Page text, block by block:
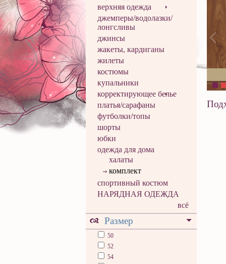
верхняя одежда
джемперы/водолазки/
лонгсливы
джинсы
жакеты, кардиганы
жилеты
костюмы
купальники
корректирующее белье
платья/сарафаны
футболки/топы
шорты
юбки
одежда для дома
халаты
комплект
спортивный костюм
НАРЯДНАЯ ОДЕЖДА
всё
Размер
50
52
54